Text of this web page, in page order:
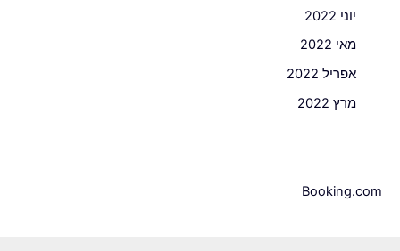
יוני 2022
מאי 2022
אפריל 2022
מרץ 2022
Booking.com